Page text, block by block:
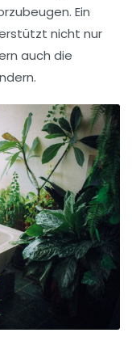
Ein
nicht nur
auch die